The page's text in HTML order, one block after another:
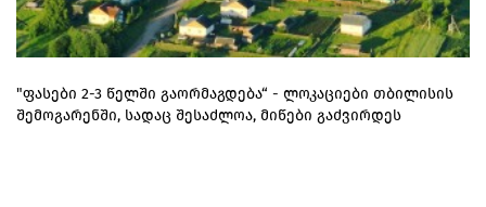
"ფასები 2-3 წელში გაორმაგდება“ - ლოკაციები თბილისის
შემოგარენში, სადაც შესაძლოა, მიწები გაძვირდეს